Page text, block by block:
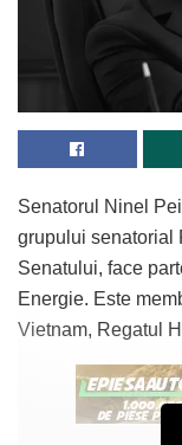
Senatorul Ninel
grupului senatorial
Senatului, face
Energie. Este
Vietnam, Regatul